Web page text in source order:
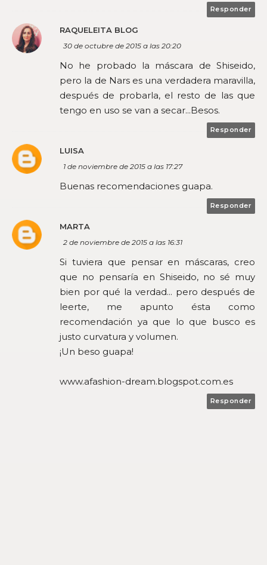
Responder
RAQUELEITA BLOG
30 de octubre de 2015 a las 20:20
No he probado la máscara de Shiseido,
pero la de Nars es una verdadera maravilla,
después de probarla, el resto de las que
tengo en uso se van a secar...Besos.
Responder
LUISA
1 de noviembre de 2015 a las 17:27
Buenas recomendaciones guapa.
Responder
MARTA
2 de noviembre de 2015 a las 16:31
Si tuviera que pensar en máscaras, creo
que no pensaría en Shiseido, no sé muy
bien por qué la verdad... pero después de
leerte, me apunto ésta como
recomendación ya que lo que busco es
justo curvatura y volumen.
¡Un beso guapa!
www.afashion-dream.blogspot.com.es
Responder